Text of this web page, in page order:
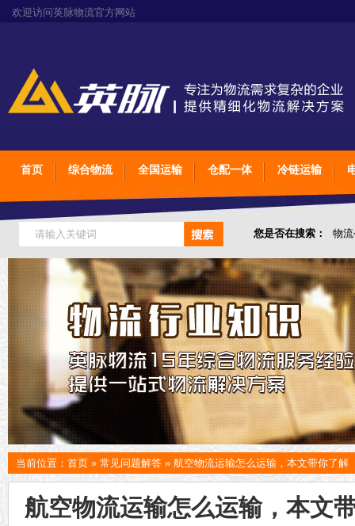
欢迎访问英脉物流官方网站
首页 综合物流 全国运输 仓配一体 冷链运输
您是否在搜索： 物
仓储综合专业定制物
当前位置： 首页 » 常见问题解答 » 航空物流运输怎么运输，本文带你了解
航空物流运输怎么运输，本文